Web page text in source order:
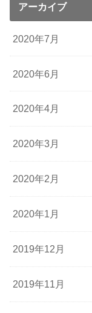
アーカイブ
2020年7月
2020年6月
2020年4月
2020年3月
2020年2月
2020年1月
2019年12月
2019年11月